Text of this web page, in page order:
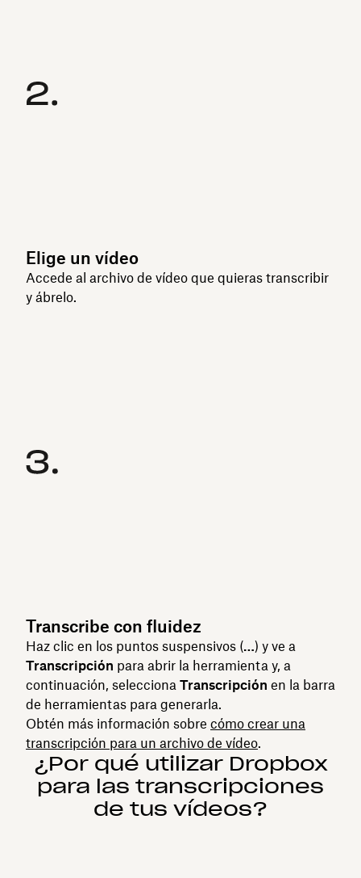
Elige un vídeo
Accede al archivo de vídeo que quieras transcribir
y ábrelo.
Transcribe con fluidez
Haz clic en los puntos suspensivos (…) y ve a
Transcripción para abrir la herramienta y, a
continuación, selecciona Transcripción en la barra
de herramientas para generarla.
Obtén más información sobre cómo crear una
transcripción para un archivo de vídeo.
¿Por qué utilizar Dropbox
para las transcripciones
de tus vídeos?